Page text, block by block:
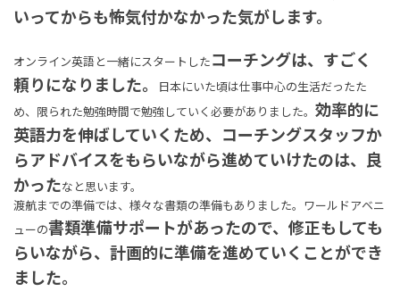
いってからも怖気付かなかった気がします。
オンライン英語と一緒にスタートしたコーチングは、すごく
頼りになりました。
日本にいた頃は仕事中心の生活だったた
め、限られた勉強時間で勉強していく必要がありました。 効率的に
英語力を伸ばしていくため、コーチングスタッフか
らアドバイスをもらいながら進めていけたのは、良
かったなと思います。
渡航までの準備では、様々な書類の準備もありました。ワールドアベニ
ューの書類準備サポートがあったので、修正もしても
らいながら、計画的に準備を進めていくことができ
ました。